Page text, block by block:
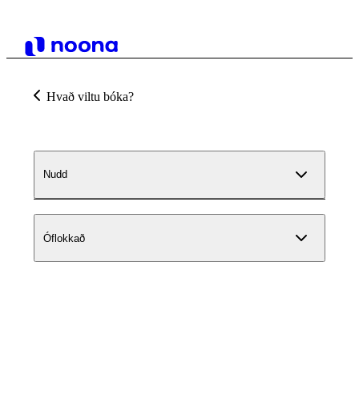
Hvað viltu bóka?
Nudd
Óflokkað